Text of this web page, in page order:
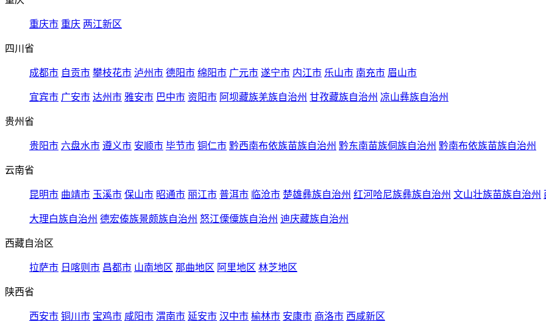
重庆市 重庆 两江新区
四川省
成都市 自贡市 攀枝花市 泸州市 德阳市 绵阳市 广元市 遂宁市 内江市 乐山市 南充市 眉山市
宜宾市 广安市 达州市 雅安市 巴中市 资阳市 阿坝藏族羌族自治州 甘孜藏族自治州 凉山彝族自治州
贵州省
贵阳市 六盘水市 遵义市 安顺市 毕节市 铜仁市 黔西南布依族苗族自治州 黔东南苗族侗族自治州 黔南布依族苗族自治州
云南省
昆明市 曲靖市 玉溪市 保山市 昭通市 丽江市 普洱市 临沧市 楚雄彝族自治州 红河哈尼族彝族自治州 文山壮族苗族自治州
大理白族自治州 德宏傣族景颇族自治州 怒江傈僳族自治州 迪庆藏族自治州
西藏自治区
拉萨市 日喀则市 昌都市 山南地区 那曲地区 阿里地区 林芝地区
陕西省
西安市 铜川市 宝鸡市 咸阳市 渭南市 延安市 汉中市 榆林市 安康市 商洛市 西咸新区